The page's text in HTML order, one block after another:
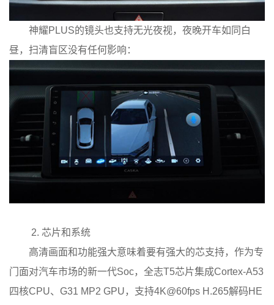
神耀PLUS的镜头也支持无光夜视，夜晚开车如同白
昼，扫清盲区没有任何影响：
2. 芯片和系统
高清画面和功能强大意味着要有强大的芯支持，作为专
门面对汽车市场的新一代Soc，全志T5芯片集成Cortex-A53
四核CPU、G31 MP2 GPU，支持4K@60fps H.265解码HE